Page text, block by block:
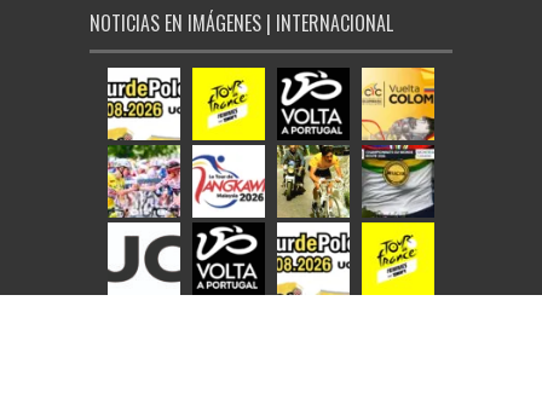
NOTICIAS EN IMÁGENES | INTERNACIONAL